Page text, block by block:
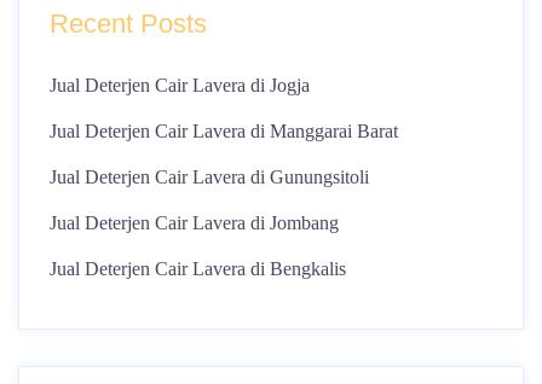
Recent Posts
Jual Deterjen Cair Lavera di Jogja
Jual Deterjen Cair Lavera di Manggarai Barat
Jual Deterjen Cair Lavera di Gunungsitoli
Jual Deterjen Cair Lavera di Jombang
Jual Deterjen Cair Lavera di Bengkalis